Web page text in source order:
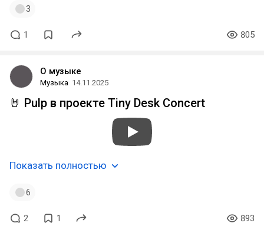
3
1 805
О музыке
Музыка 14.11.2025
🤘 Pulp в проекте Tiny Desk Concert
Показать полностью
6
2 1 893